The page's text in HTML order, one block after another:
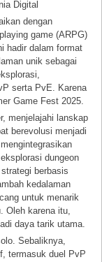
Digital
dengan
game (ARPG)
hadir dalam format
unik sebagai
serta PvE. Karena
Game Fest 2025.
menjelajahi lanskap
berevolusi menjadi
dungeon
berbasis
kedalaman
untuk menarik
Oleh karena itu,
daya tarik utama.
Sebaliknya,
termasuk duel PvP